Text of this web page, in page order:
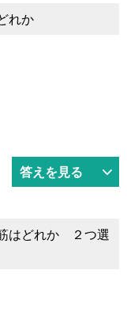
れか
答えを見る
はどれか ２つ選